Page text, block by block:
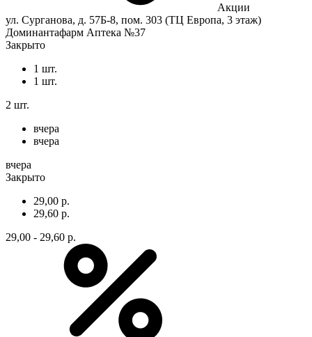
Акции
ул. Сурганова, д. 57Б-8, пом. 303 (ТЦ Европа, 3 этаж)
Доминантафарм Аптека №37
Закрыто
1 шт.
1 шт.
2 шт.
вчера
вчера
вчера
Закрыто
29,00 р.
29,60 р.
29,00 - 29,60 р.